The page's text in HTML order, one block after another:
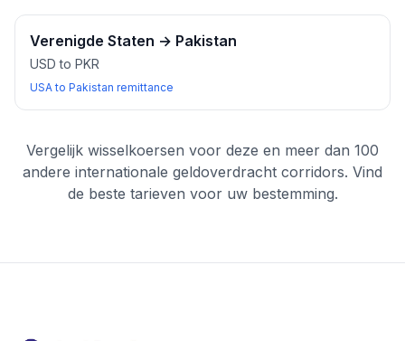
Verenigde Staten → Pakistan
USD to PKR
USA to Pakistan remittance
Vergelijk wisselkoersen voor deze en meer dan 100
andere internationale geldoverdracht corridors. Vind
de beste tarieven voor uw bestemming.